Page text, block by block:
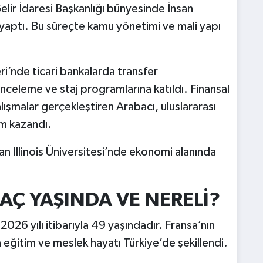
İdaresi Başkanlığı bünyesinde İnsan
Bu süreçte kamu yönetimi ve mali yapı
ticari bankalarda transfer
ve staj programlarına katıldı. Finansal
gerçekleştiren Arabacı, uluslararası
kazandı.
Illinois Üniversitesi’nde ekonomi alanında
YAŞINDA VE NERELİ?
yılı itibarıyla 49 yaşındadır. Fransa’nın
ve meslek hayatı Türkiye’de şekillendi.